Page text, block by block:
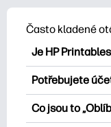
Často kladené
Je HP
HP Printables
bezplatných
stažení a tisku.
omalovánky,
Potřebujete
Můžete
vytvoření účtu.
Co jsou to